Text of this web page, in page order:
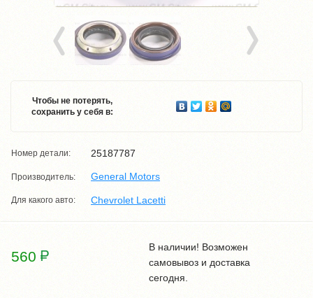
Чтобы не потерять,
сохранить у себя в:
Номер детали: 25187787
Производитель: General Motors
Для какого авто: Chevrolet Lacetti
560
В наличии! Возможен
самовывоз и доставка
сегодня.